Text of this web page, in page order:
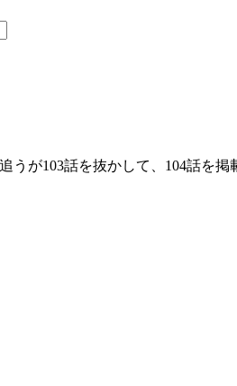
うが103話を抜かして、104話を